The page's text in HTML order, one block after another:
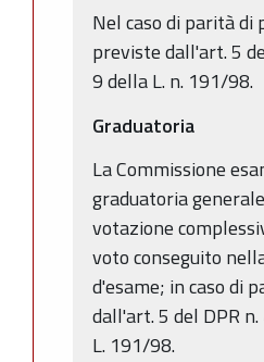
Nel caso di parità
previste dall'art. 5
9 della L. n. 191/98.
Graduatoria
La Commissione
graduatoria
votazione
voto conseguito
d'esame; in caso di
dall'art. 5 del DPR
L. 191/98.